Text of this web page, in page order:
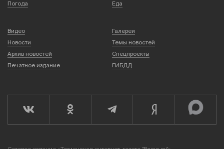
Погода
Еда
Видео
Галереи
Новости
Темы новостей
Архив новостей
Спецпроекты
Печатное издание
ГИБДД